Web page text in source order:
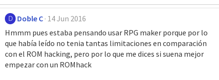
D Doble C 14 Jun 2016
Hmmm pues estaba pensando usar RPG maker porque por lo
que había leído no tenia tantas limitaciones en comparación
con el ROM hacking, pero por lo que me dices si suena mejor
empezar con un ROMhack